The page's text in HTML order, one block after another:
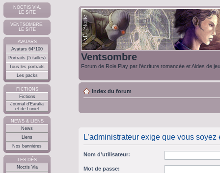
NOCTIS VIA,
LE SITE
VENTSOMBRE,
LE SITE
AVATARS
Avatars 64*100
Portraits (5 tailles)
Tous les portraits
Les packs
FICTIONS
Fictions
Journal d'Earalia
et de Luniel
NEWS & LIENS
News
Liens
Nos bannières
LES DÉS
Noctis Via
Ventsombre
Forum de Role Play par l'écriture romancée et Aides de
Index du forum
L’administrateur exige que vous
Nom d’utilisateur:
Mot de passe: